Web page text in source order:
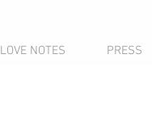
LOVE NOTES PRESS